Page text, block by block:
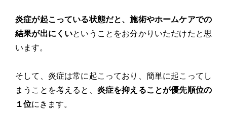
炎症が起こっている状態だと、施術やホームケアでの
結果が出にくいということをお分かりいただけたと思
います。
そして、炎症は常に起こっており、簡単に起こってし
まうことを考えると、 炎症を抑えることが優先順位の
１位にきます。